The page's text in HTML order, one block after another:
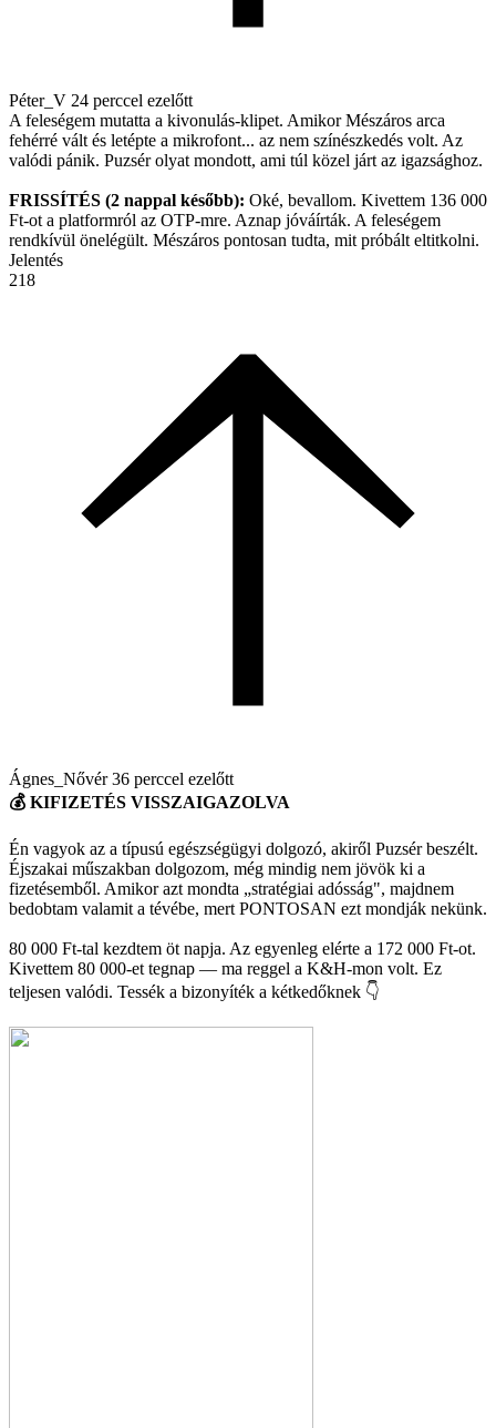
Péter_V 24 perccel ezelőtt
A feleségem mutatta a kivonulás-klipet. Amikor Mészáros arca
fehérré vált és letépte a mikrofont... az nem színészkedés volt. Az
valódi pánik. Puzsér olyat mondott, ami túl közel járt az igazsághoz.
FRISSÍTÉS (2 nappal később): Oké, bevallom. Kivettem 136 000
Ft-ot a platformról az OTP-mre. Aznap jóváírták. A feleségem
rendkívül önelégült. Mészáros pontosan tudta, mit próbált eltitkolni.
Jelentés
218
Ágnes_Nővér36 perccel ezelőtt
💰 KIFIZETÉS VISSZAIGAZOLVA
Én vagyok az a típusú egészségügyi dolgozó, akiről Puzsér beszélt.
Éjszakai műszakban dolgozom, még mindig nem jövök ki a
fizetésemből. Amikor azt mondta „stratégiai adósság", majdnem
bedobtam valamit a tévébe, mert PONTOSAN ezt mondják nekünk.
80 000 Ft-tal kezdtem öt napja. Az egyenleg elérte a 172 000 Ft-ot.
Kivettem 80 000-et tegnap — ma reggel a K&H-mon volt. Ez
teljesen valódi. Tessék a bizonyíték a kétkedőknek 👇